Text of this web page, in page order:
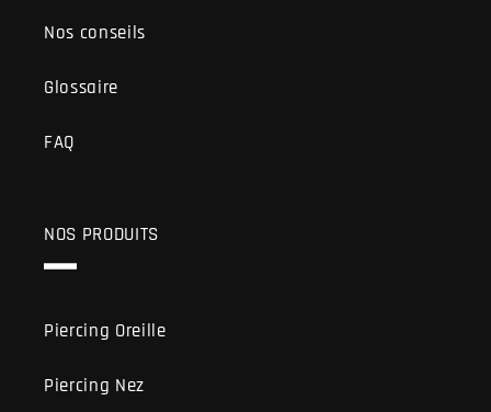
Nos conseils
Glossaire
FAQ
NOS PRODUITS
Piercing Oreille
Piercing Nez